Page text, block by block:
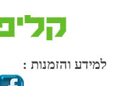
למידע והזמנות :